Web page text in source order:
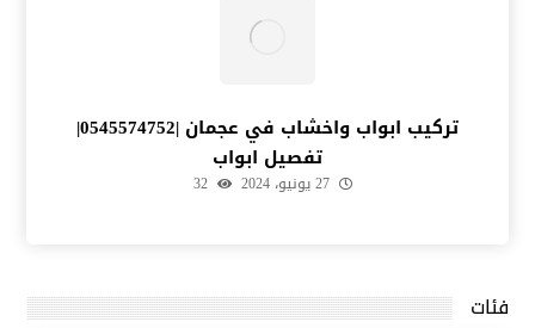
تركيب ابواب واخشاب في عجمان |0545574752|
تفصيل ابواب
27 يونيو، 2024 32
فئات